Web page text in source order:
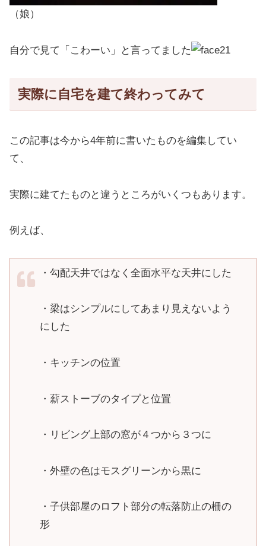
（娘）
自分で見て「こわーい」と言ってました
実際に自宅を建て終わってみて
この記事は今から4年前に書いたものを編集してい
て、
実際に建てたものと違うところがいくつもあります。
例えば、
・勾配天井ではなく全面水平な天井にした
・梁はシンプルにしてあまり見えないよう
にした
・キッチンの位置
・薪ストーブのタイプと位置
・リビング上部の窓が４つから３つに
・外壁の色はモスグリーンから黒に
・子供部屋のロフト部分の転落防止の柵の
形